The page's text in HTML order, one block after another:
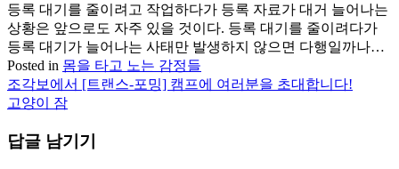
등록 대기를 줄이려고 작업하다가 등록 자료가 대거 늘어나는
상황은 앞으로도 자주 있을 것이다. 등록 대기를 줄이려다가
등록 대기가 늘어나는 사태만 발생하지 않으면 다행일까나…
Posted in 몸을 타고 노는 감정들
글
탐
색
조각보에서 [트랜스-포밍] 캠프에 여러분을 초대합니다!
고양이 잠
답글 남기기